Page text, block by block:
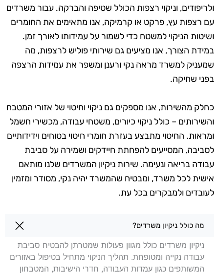
ולריפודים, וניקוי רצפות הכולל שטיפה והברקה. עבור משרדים
עם רצפות עץ, פרקט או קרמיקה, אנו מתאימים את החומרים
ושיטות הניקוי למשטח כדי לשמור על עמידותו לאורך זמן.
במידת הצורך, אנו מציעים גם שירותי פוליש לרצפות, מה
שמעניק למשרד מראה נקי ורענן ומשפר את עמידות הרצפה
בפני שחיקה.
כחלק מהשירות, אנו מספקים גם ניקוי וחיטוי של אזורי המטבח
והשירותים – כולל ניקוי כיורים, משטחי עבודה, מכשירי חשמל
ומראות. החיטוי מתבצע בעזרת חומרי חיטוי בטוחים וידידותיים
לסביבה, המסייעים להפחתת חיידקים ושמירה על סביבת
עבודה בריאה ונעימה. שירות ניקיון המשרדים שלנו מותאם
אישית לכל משרד, ומבטיח שהמשרד יהיה נקי, מסודר ומזמין
לעובדים ולמבקרים בכל עת.
שאלות בנושא ניקיון משרדים בקריית ביאליק
מה כולל ניקיון משרדים?
ניקיון משרדים כולל מגוון פעולות שמטרתן להבטיח סביבת
עבודה נקייה ומטופחת. תהליך הניקוי מתחיל בטיפול באזורים
המשותפים כגון עמדות העבודה, חדרי הישיבות, המטבחון